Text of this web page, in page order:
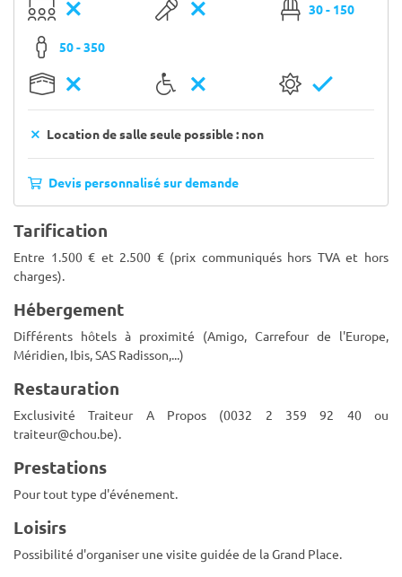
30 - 150
50 - 350
Location de salle seule possible : non
Devis personnalisé sur demande
Tarification
Entre 1.500 € et 2.500 € (prix communiqués hors TVA et hors
charges).
Hébergement
Différents hôtels à proximité (Amigo, Carrefour de l'Europe,
Méridien, Ibis, SAS Radisson,...)
Restauration
Exclusivité Traiteur A Propos (0032 2 359 92 40 ou
traiteur@chou.be).
Prestations
Pour tout type d'événement.
Loisirs
Possibilité d'organiser une visite guidée de la Grand Place.